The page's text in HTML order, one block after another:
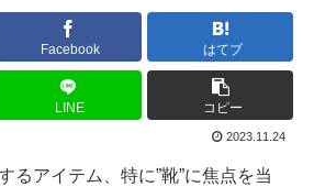
Facebook はてブ
LINE コピー
2023.11.24
るアイテム、特に”靴”に焦点を当